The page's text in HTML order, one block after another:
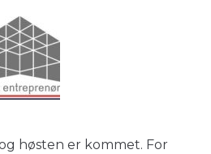
høsten er kommet. For